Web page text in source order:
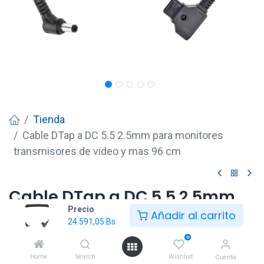
Precio
24.591,05 Bs Añadir al carrito
Home Search
0
Wishlist Cuenta
Tienda
Cable DTap a DC 5.5 2.5mm para monitores
transmisores de video y mas 96 cm
Cable DTap a DC 5.5 2.5mm
para monitores transmisores
de video y mas 96 cm